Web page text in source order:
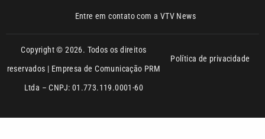
Copyright © 2026. Todos os direitos